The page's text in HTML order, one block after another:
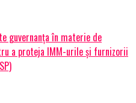
guvernanța în materie de
a proteja IMM-urile și furnizorii